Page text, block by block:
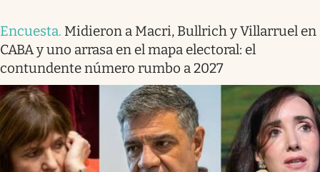
Encuesta. Midieron a Macri, Bullrich y Villarruel en
CABA y uno arrasa en el mapa electoral: el
contundente número rumbo a 2027